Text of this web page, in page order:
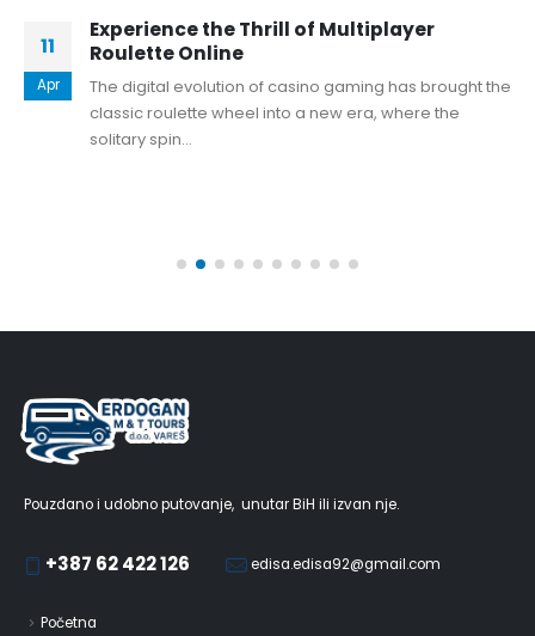
11
Apr
Experience the Thrill of Multiplayer
Roulette Online
The digital evolution of casino gaming has brought the
classic roulette wheel into a new era, where the
solitary spin...
Pouzdano i udobno putovanje, unutar BiH ili izvan nje.
+387 62 422 126 edisa.edisa92@gmail.com
Početna